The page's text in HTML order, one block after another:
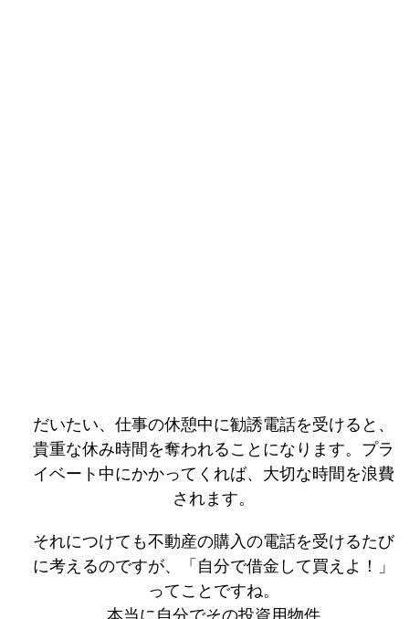
だいたい、仕事の休憩中に勧誘電話を受けると、
貴重な休み時間を奪われることになります。プラ
イベート中にかかってくれば、大切な時間を浪費
されます。
それにつけても不動産の購入の電話を受けるたび
に考えるのですが、「自分で借金して買えよ！」
ってことですね。
本当に自分でその投資用物件